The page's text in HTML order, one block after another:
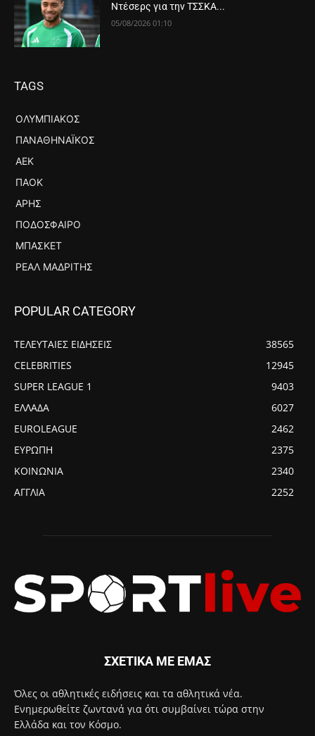
Ντέσερς για την ΤΣΣΚΑ...
05/08/2026 01:10
TAGS
ΟΛΥΜΠΙΑΚΌΣ
ΠΑΝΑΘΗΝΑΪΚΌΣ
ΑΕΚ
ΠΑΟΚ
ΆΡΗΣ
ΠΟΔΌΣΦΑΙΡΟ
ΜΠΆΣΚΕΤ
ΡΕΆΛ ΜΑΔΡΊΤΗΣ
POPULAR CATEGORY
ΤΕΛΕΥΤΑΙΕΣ ΕΙΔΗΣΕΙΣ
38565
CELEBRITIES
12945
SUPER LEAGUE 1
9403
ΕΛΛΑΔΑ
6027
EUROLEAGUE
2462
ΕΥΡΩΠΗ
2375
ΚΟΙΝΩΝΙΑ
2340
ΑΓΓΛΙΑ
2252
ΣΧΕΤΙΚΑ ΜΕ ΕΜΑΣ
Όλες οι αθλητικές ειδήσεις και τα αθλητικά νέα.
Ενημερωθείτε ζωντανά για ότι συμβαίνει τώρα στην
Ελλάδα και τον Κόσμο.